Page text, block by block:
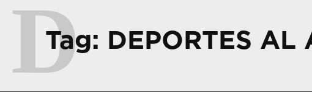
Tag: DEPORTES AL
D